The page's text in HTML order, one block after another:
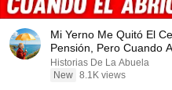
Mi Yerno Me Quitó El
Pensión, Pero Cuando
Banco...
Historias De La Abuela
New 8.1K views